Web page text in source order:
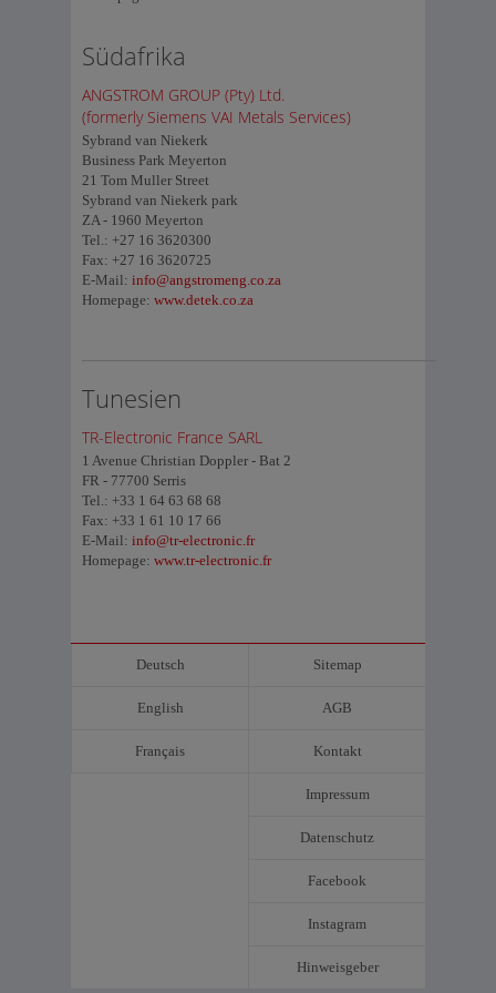
Südafrika
ANGSTROM GROUP (Pty) Ltd.
(formerly Siemens VAI Metals Services)
Sybrand van Niekerk
Business Park Meyerton
21 Tom Muller Street
Sybrand van Niekerk park
ZA - 1960 Meyerton
Tel.: +27 16 3620300
Fax: +27 16 3620725
E-Mail: info@angstromeng.co.za
Homepage: www.detek.co.za
Tunesien
TR-Electronic France SARL
1 Avenue Christian Doppler - Bat 2
FR - 77700 Serris
Tel.: +33 1 64 63 68 68
Fax: +33 1 61 10 17 66
E-Mail: info@tr-electronic.fr
Homepage: www.tr-electronic.fr
Deutsch
English
Français
Sitemap
AGB
Kontakt
Impressum
Datenschutz
Facebook
Instagram
Hinweisgeber